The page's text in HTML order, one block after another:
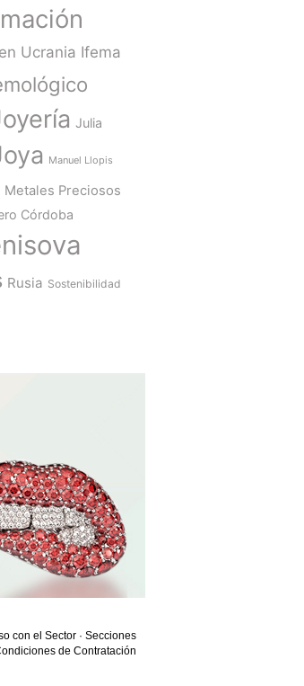
Ucrania Ifema
Julia
Manuel Llopis
Metales Preciosos
Córdoba
Rusia Sostenibilidad
con el Sector · Secciones
de Contratación